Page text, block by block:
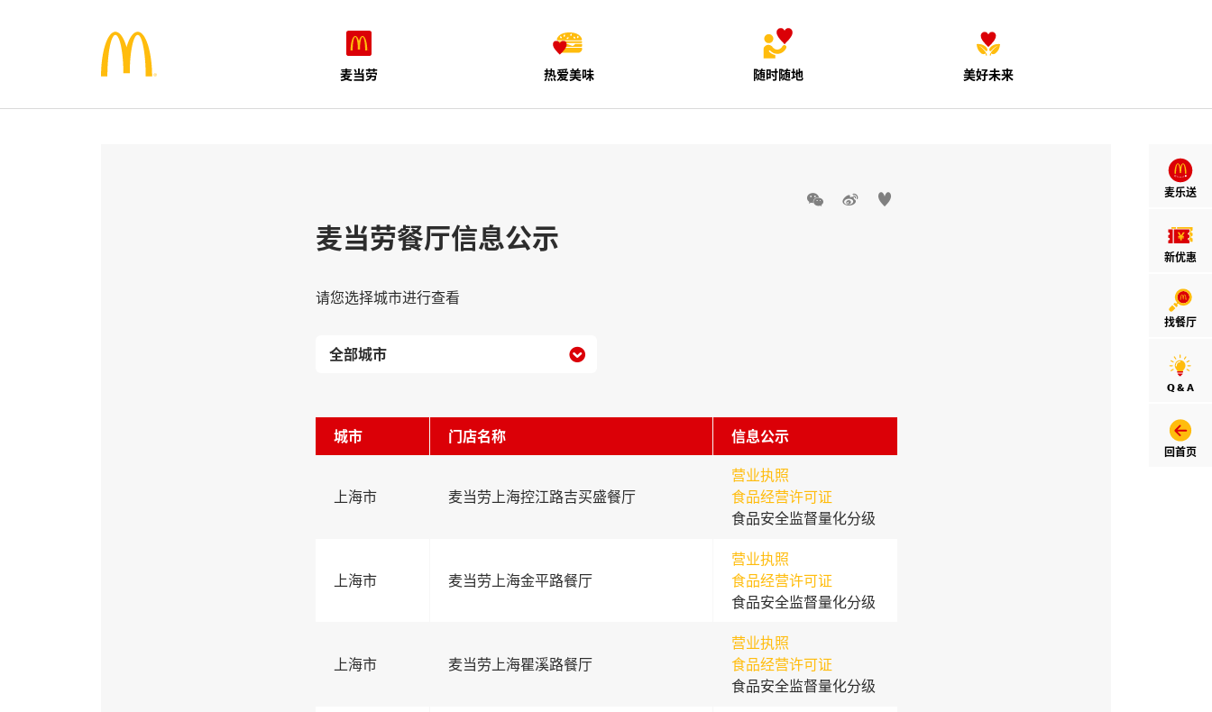
麦当劳 热爱美味 随时随地 美好未来
麦乐送
新优惠
找餐厅
Q & A
回首页
  
麦当劳餐厅信息公示
请您选择城市进行查看

城市 门店名称 信息公示
上海市 麦当劳上海控江路吉买盛餐厅
营业执照
食品经营许可证
食品安全监督量化分级
上海市 麦当劳上海金平路餐厅
营业执照
食品经营许可证
食品安全监督量化分级
上海市 麦当劳上海瞿溪路餐厅
营业执照
食品经营许可证
食品安全监督量化分级